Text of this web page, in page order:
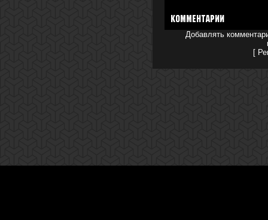
Комментарии
Добавлять
[